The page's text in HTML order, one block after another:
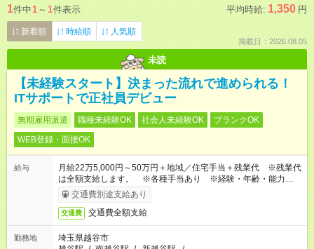
1件中1 ～ 1件表示 平均時給: 1,350 円
新着順 時給順 人気順
掲載日：2026.08.05
未読
【未経験スタート】決まった流れで進められる！
ITサポートで正社員デビュー
無期雇用派遣 職種未経験OK 社会人未経験OK
ブランクOK
WEB登録・面接OK
給与
月給22万5,000円～50万円＋地域／住宅手当＋残業代 ※残業代
は全額支給します。 ※各種手当あり ※経験・年齢・能力等を
考慮して加給・優遇します。
交通費別途支給あり
交通費 交通費全額支給
勤務地
埼玉県越谷市